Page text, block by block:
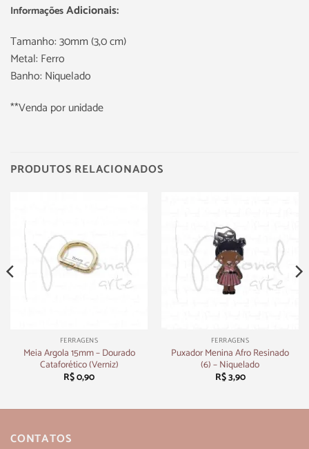
InformaçõesAdicionais:
Tamanho: 30mm (3,0 cm)
Metal: Ferro
Banho: Niquelado
**Venda por unidade
PRODUTOS RELACIONADOS
FERRAGENS
Meia Argola 15mm – Dourado
Cataforético (Verniz)
R$0,90
FERRAGENS
Puxador Menina Afro Resinado
(6) – Niquelado
R$3,90
CONTATOS